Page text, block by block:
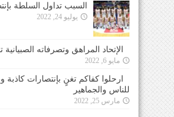
السبب تداول السلطة
يوليو 24, 2022
الإتحاد المراهق وتصرفاته الصبيانية
مايو 6, 2022
ارحلوا كفاكم تغنٍ بإنتصارات كاذبة
للناس والجماهير
مارس 25, 2022